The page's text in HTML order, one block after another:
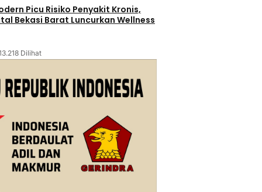
Picu Risiko Penyakit Kronis,
Bekasi Barat Luncurkan Wellness
Dilihat